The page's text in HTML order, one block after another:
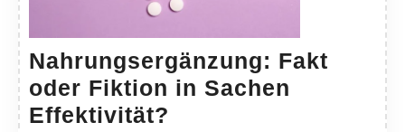
Nahrungsergänzung: Fakt
oder Fiktion in Sachen
Effektivität?